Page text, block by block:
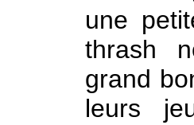
une
thrash
grand
leurs